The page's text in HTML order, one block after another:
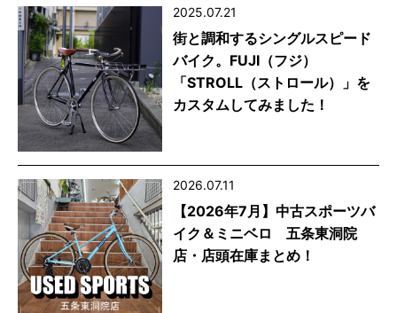
2025.07.21
街と調和するシングルスピード
バイク。FUJI（フジ）
「STROLL（ストロール）」を
カスタムしてみました！
2026.07.11
【2026年7月】中古スポーツバ
イク＆ミニベロ 五条東洞院
店・店頭在庫まとめ！